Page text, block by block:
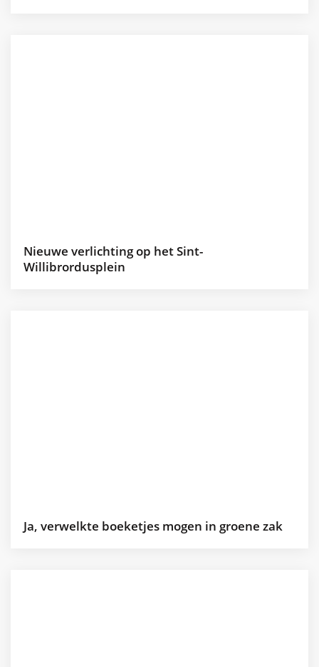
Nieuwe verlichting op het Sint-
Willibrordusplein
Ja, verwelkte boeketjes mogen in groene zak